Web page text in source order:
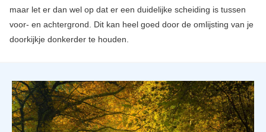
maar let er dan wel op dat er een duidelijke scheiding is tussen
voor- en achtergrond. Dit kan heel goed door de omlijsting van je
doorkijkje donkerder te houden.